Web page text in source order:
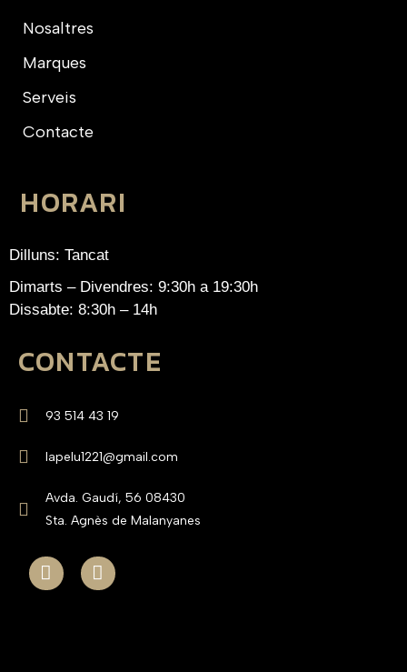
Nosaltres
Marques
Serveis
Contacte
HORARI
Dilluns: Tancat
Dimarts – Divendres: 9:30h a 19:30h
Dissabte: 8:30h – 14h
CONTACTE
93 514 43 19
lapelu1221@gmail.com
Avda. Gaudí, 56 08430
Sta. Agnès de Malanyanes